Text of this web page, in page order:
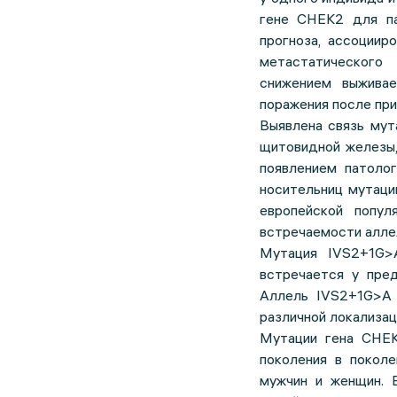
гене CHEK2 для
прогноза,
снижением
поражения после
Выявлена связь
щитовидной
появлением
носительниц
европейской
встречаемости
Мутация
встречается у
Аллель IVS2+1G>A
различной
Мутации гена
поколения в
мужчин и женщин.